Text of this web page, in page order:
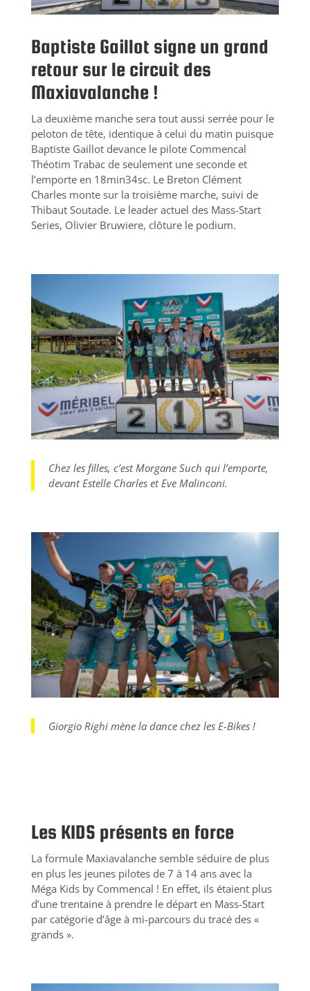
Baptiste Gaillot signe un grand
retour sur le circuit des
Maxiavalanche !
La deuxième manche sera tout aussi serrée pour le
peloton de tête, identique à celui du matin puisque
Baptiste Gaillot devance le pilote Commencal
Théotim Trabac de seulement une seconde et
l’emporte en 18min34sc. Le Breton Clément
Charles monte sur la troisième marche, suivi de
Thibaut Soutade. Le leader actuel des Mass-Start
Series, Olivier Bruwiere, clôture le podium.
Chez les filles, c’est Morgane Such qui l’emporte,
devant Estelle Charles et Eve Malinconi.
Giorgio Righi mène la dance chez les E-Bikes !
Les KIDS présents en force
La formule Maxiavalanche semble séduire de plus
en plus les jeunes pilotes de 7 à 14 ans avec la
Méga Kids by Commencal ! En effet, ils étaient plus
d’une trentaine à prendre le départ en Mass-Start
par catégorie d’âge à mi-parcours du tracé des «
grands ».